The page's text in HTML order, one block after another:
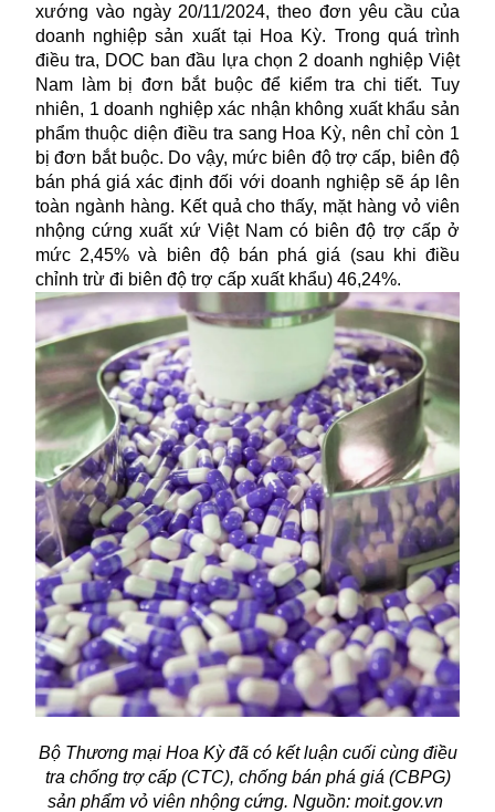
xướng vào ngày 20/11/2024, theo đơn yêu cầu của
doanh nghiệp sản xuất tại Hoa Kỳ. Trong quá trình
điều tra, DOC ban đầu lựa chọn 2 doanh nghiệp Việt
Nam làm bị đơn bắt buộc để kiểm tra chi tiết. Tuy
nhiên, 1 doanh nghiệp xác nhận không xuất khẩu sản
phẩm thuộc diện điều tra sang Hoa Kỳ, nên chỉ còn 1
bị đơn bắt buộc. Do vậy, mức biên độ trợ cấp, biên độ
bán phá giá xác định đối với doanh nghiệp sẽ áp lên
toàn ngành hàng. Kết quả cho thấy, mặt hàng vỏ viên
nhộng cứng xuất xứ Việt Nam có biên độ trợ cấp ở
mức 2,45% và biên độ bán phá giá (sau khi điều
chỉnh trừ đi biên độ trợ cấp xuất khẩu) 46,24%.
Bộ Thương mại Hoa Kỳ đã có kết luận cuối cùng điều
tra chống trợ cấp (CTC), chống bán phá giá (CBPG)
sản phẩm vỏ viên nhộng cứng. Nguồn: moit.gov.vn